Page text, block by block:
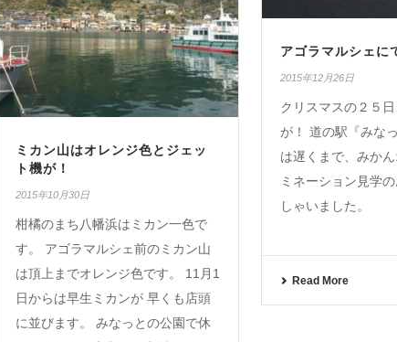
アゴラマルシェに
2015年12月26日
クリスマスの２５
が！ 道の駅『みな
は遅くまで、みか
ミネーション見学
しゃいました。
Read More
ミカン山はオレンジ色とジェッ
ト機が！
2015年10月30日
柑橘のまち八幡浜はミカン一色で
す。 アゴラマルシェ前のミカン山
は頂上までオレンジ色です。 11月1
日からは早生ミカンが 早くも店頭
に並びます。 みなっとの公園で休